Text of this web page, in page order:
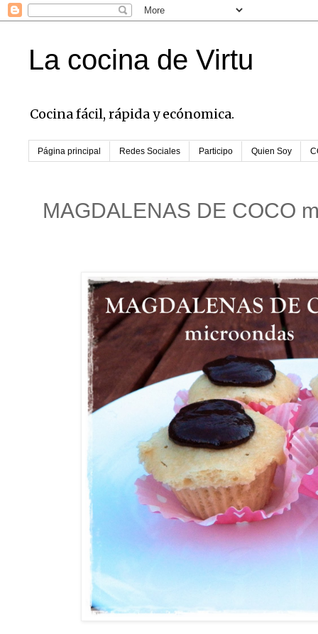
La cocina de Virtu
Cocina fácil, rápida y ecónomica.
Página principal Redes Sociales Participo Quien Soy
MAGDALENAS DE COCO